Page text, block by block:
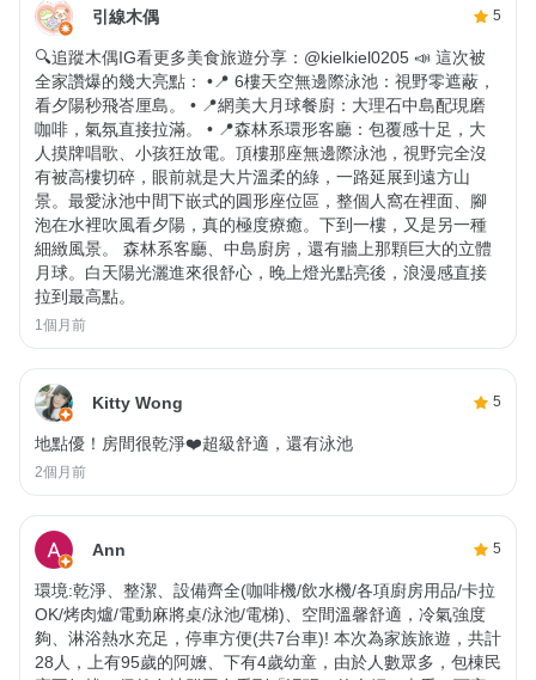
引線木偶 5
🔍追蹤木偶IG看更多美食旅遊分享：@kielkiel0205 📣 這次被
全家讚爆的幾大亮點： •📍 6樓天空無邊際泳池：視野零遮蔽，
看夕陽秒飛峇厘島。 • 📍網美大月球餐廚：大理石中島配現磨
咖啡，氣氛直接拉滿。 • 📍森林系環形客廳：包覆感十足，大
人摸牌唱歌、小孩狂放電。 ​ 頂樓那座無邊際泳池，視野完全沒
有被高樓切碎，眼前就是大片溫柔的綠，一路延展到遠方山
景。 ​ 最愛泳池中間下嵌式的圓形座位區，整個人窩在裡面、腳
泡在水裡吹風看夕陽，真的極度療癒。 ​ 下到一樓，又是另一種
細緻風景。 森林系客廳、中島廚房，還有牆上那顆巨大的立體
月球。白天陽光灑進來很舒心，晚上燈光點亮後，浪漫感直接
拉到最高點。
1個月前
Kitty Wong 5
地點優！房間很乾淨❤️超級舒適，還有泳池
2個月前
Ann 5
環境:乾淨、整潔、設備齊全(咖啡機/飲水機/各項廚房用品/卡拉
OK/烤肉爐/電動麻將桌/泳池/電梯)、空間溫馨舒適，冷氣強度
夠、淋浴熱水充足，停車方便(共7台車)! 本次為家族旅遊，共計
28人，上有95歲的阿嬤、下有4歲幼童，由於人數眾多，包棟民